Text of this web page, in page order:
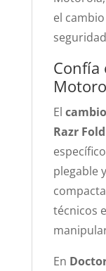
el
Confía
El
Razr Fold
plegable
técnicos
En